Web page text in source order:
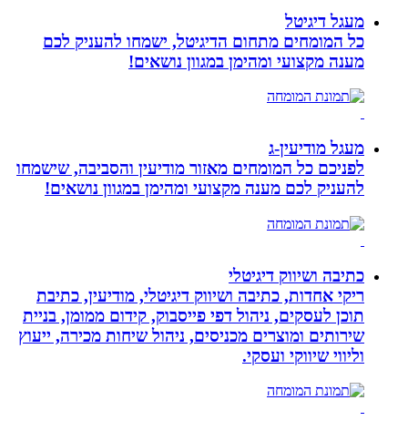
מעגל דיגיטל
כל המומחים מתחום הדיגיטל, ישמחו להעניק לכם
מענה מקצועי ומהימן במגוון נושאים!
מעגל מודיעין-ג
לפניכם כל המומחים מאזור מודיעין והסביבה, שישמחו
להעניק לכם מענה מקצועי ומהימן במגוון נושאים!
כתיבה ושיווק דיגיטלי
ריקי אחדות, כתיבה ושיווק דיגיטלי, מודיעין, כתיבת
תוכן לעסקים, ניהול דפי פייסבוק, קידום ממומן, בניית
שירותים ומוצרים מכניסים, ניהול שיחות מכירה, ייעוץ
וליווי שיווקי ועסקי.